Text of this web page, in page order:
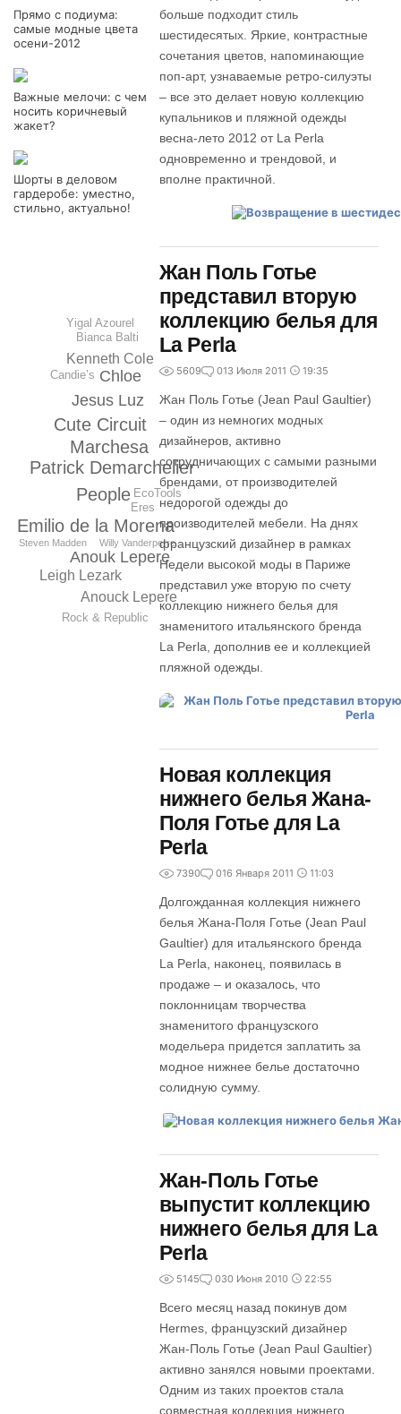
Прямо с подиума:
самые модные цвета
осени-2012
Важные мелочи: с чем
носить коричневый
жакет?
Шорты в деловом
гардеробе: уместно,
стильно, актуально!
Patrick Demarchelier
Marchesa
People
Cute Circuit
Emilio de la Morena
Jesus Luz
Anouk Lepere
Chloе
Kenneth Cole
Leigh Lezark
Anouck Lepere
Bianca Balti
EcoTools
Eres
Candie’s
Yigal Azourel
Rock & Republic
Willy Vanderperre
Steven Madden
больше подходит стиль
шестидесятых. Яркие, контрастные
сочетания цветов, напоминающие
поп-арт, узнаваемые ретро-силуэты
– все это делает новую коллекцию
купальников и пляжной одежды
весна-лето 2012 от La Perla
одновременно и трендовой, и
вполне практичной.
Жан Поль Готье
представил вторую
коллекцию белья для
La Perla
5609 013 Июля 2011 19:35
Жан Поль Готье (Jean Paul Gaultier)
– один из немногих модных
дизайнеров, активно
сотрудничающих с самыми разными
брендами, от производителей
недорогой одежды до
производителей мебели. На днях
французский дизайнер в рамках
Недели высокой моды в Париже
представил уже вторую по счету
коллекцию нижнего белья для
знаменитого итальянского бренда
La Perla, дополнив ее и коллекцией
пляжной одежды.
Новая коллекция
нижнего белья Жана-
Поля Готье для La
Perla
7390 016 Января 2011 11:03
Долгожданная коллекция нижнего
белья Жана-Поля Готье (Jean Paul
Gaultier) для итальянского бренда
La Perla, наконец, появилась в
продаже – и оказалось, что
поклонницам творчества
знаменитого французского
модельера придется заплатить за
модное нижнее белье достаточно
солидную сумму.
Жан-Поль Готье
выпустит коллекцию
нижнего белья для La
Perla
5145 030 Июня 2010 22:55
Всего месяц назад покинув дом
Hermes, французский дизайнер
Жан-Поль Готье (Jean Paul Gaultier)
активно занялся новыми проектами.
Одним из таких проектов стала
совместная коллекция нижнего